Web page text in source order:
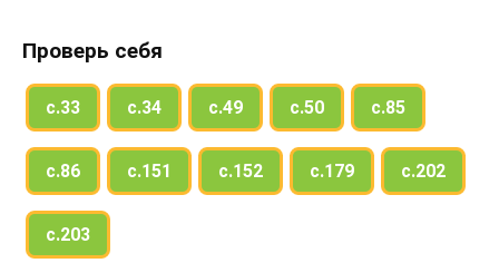
Проверь себя
с.33 с.34 с.49 с.50 с.85
с.86 с.151 с.152 с.179 с.202
с.203